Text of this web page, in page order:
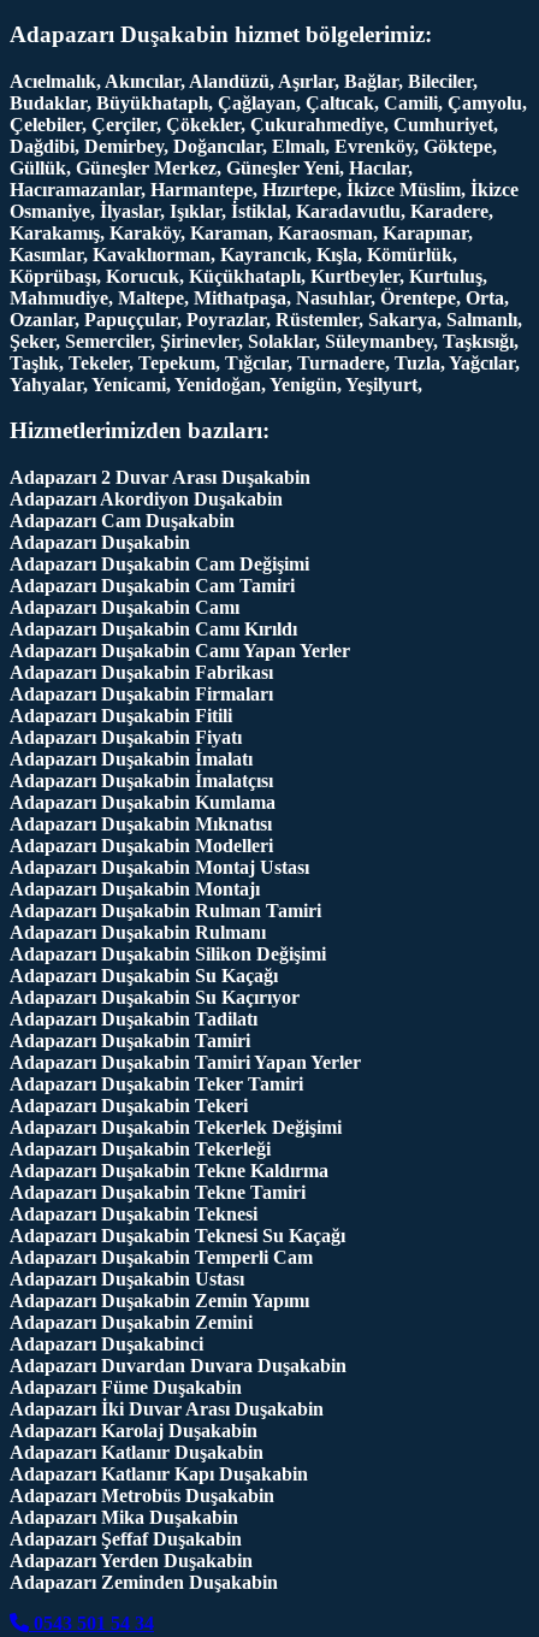
Adapazarı Duşakabin hizmet bölgelerimiz:
Acıelmalık, Akıncılar, Alandüzü, Aşırlar, Bağlar, Bileciler,
Budaklar, Büyükhataplı, Çağlayan, Çaltıcak, Camili, Çamyolu,
Çelebiler, Çerçiler, Çökekler, Çukurahmediye, Cumhuriyet,
Dağdibi, Demirbey, Doğancılar, Elmalı, Evrenköy, Göktepe,
Güllük, Güneşler Merkez, Güneşler Yeni, Hacılar,
Hacıramazanlar, Harmantepe, Hızırtepe, İkizce Müslim, İkizce
Osmaniye, İlyaslar, Işıklar, İstiklal, Karadavutlu, Karadere,
Karakamış, Karaköy, Karaman, Karaosman, Karapınar,
Kasımlar, Kavaklıorman, Kayrancık, Kışla, Kömürlük,
Köprübaşı, Korucuk, Küçükhataplı, Kurtbeyler, Kurtuluş,
Mahmudiye, Maltepe, Mithatpaşa, Nasuhlar, Örentepe, Orta,
Ozanlar, Papuççular, Poyrazlar, Rüstemler, Sakarya, Salmanlı,
Şeker, Semerciler, Şirinevler, Solaklar, Süleymanbey, Taşkısığı,
Taşlık, Tekeler, Tepekum, Tığcılar, Turnadere, Tuzla, Yağcılar,
Yahyalar, Yenicami, Yenidoğan, Yenigün, Yeşilyurt,
Hizmetlerimizden bazıları:
Adapazarı 2 Duvar Arası Duşakabin
Adapazarı Akordiyon Duşakabin
Adapazarı Cam Duşakabin
Adapazarı Duşakabin
Adapazarı Duşakabin Cam Değişimi
Adapazarı Duşakabin Cam Tamiri
Adapazarı Duşakabin Camı
Adapazarı Duşakabin Camı Kırıldı
Adapazarı Duşakabin Camı Yapan Yerler
Adapazarı Duşakabin Fabrikası
Adapazarı Duşakabin Firmaları
Adapazarı Duşakabin Fitili
Adapazarı Duşakabin Fiyatı
Adapazarı Duşakabin İmalatı
Adapazarı Duşakabin İmalatçısı
Adapazarı Duşakabin Kumlama
Adapazarı Duşakabin Mıknatısı
Adapazarı Duşakabin Modelleri
Adapazarı Duşakabin Montaj Ustası
Adapazarı Duşakabin Montajı
Adapazarı Duşakabin Rulman Tamiri
Adapazarı Duşakabin Rulmanı
Adapazarı Duşakabin Silikon Değişimi
Adapazarı Duşakabin Su Kaçağı
Adapazarı Duşakabin Su Kaçırıyor
Adapazarı Duşakabin Tadilatı
Adapazarı Duşakabin Tamiri
Adapazarı Duşakabin Tamiri Yapan Yerler
Adapazarı Duşakabin Teker Tamiri
Adapazarı Duşakabin Tekeri
Adapazarı Duşakabin Tekerlek Değişimi
Adapazarı Duşakabin Tekerleği
Adapazarı Duşakabin Tekne Kaldırma
Adapazarı Duşakabin Tekne Tamiri
Adapazarı Duşakabin Teknesi
Adapazarı Duşakabin Teknesi Su Kaçağı
Adapazarı Duşakabin Temperli Cam
Adapazarı Duşakabin Ustası
Adapazarı Duşakabin Zemin Yapımı
Adapazarı Duşakabin Zemini
Adapazarı Duşakabinci
Adapazarı Duvardan Duvara Duşakabin
Adapazarı Füme Duşakabin
Adapazarı İki Duvar Arası Duşakabin
Adapazarı Karolaj Duşakabin
Adapazarı Katlanır Duşakabin
Adapazarı Katlanır Kapı Duşakabin
Adapazarı Metrobüs Duşakabin
Adapazarı Mika Duşakabin
Adapazarı Şeffaf Duşakabin
Adapazarı Yerden Duşakabin
Adapazarı Zeminden Duşakabin
0543 501 54 34